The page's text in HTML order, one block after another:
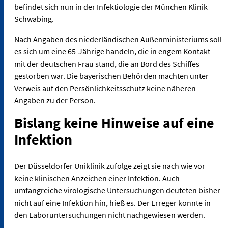
befindet sich nun in der Infektiologie der München Klinik
Schwabing.
Nach Angaben des niederländischen Außenministeriums soll
es sich um eine 65-Jährige handeln, die in engem Kontakt
mit der deutschen Frau stand, die an Bord des Schiffes
gestorben war. Die bayerischen Behörden machten unter
Verweis auf den Persönlichkeitsschutz keine näheren
Angaben zu der Person.
Bislang keine Hinweise auf eine
Infektion
Der Düsseldorfer Uniklinik zufolge zeigt sie nach wie vor
keine klinischen Anzeichen einer Infektion. Auch
umfangreiche virologische Untersuchungen deuteten bisher
nicht auf eine Infektion hin, hieß es. Der Erreger konnte in
den Laboruntersuchungen nicht nachgewiesen werden.